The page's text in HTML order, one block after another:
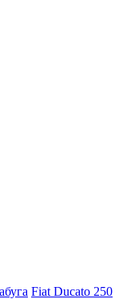
Fiat Ducato 250